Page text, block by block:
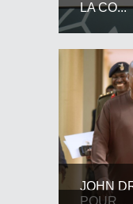
LA CO...
JOHN
POUR...